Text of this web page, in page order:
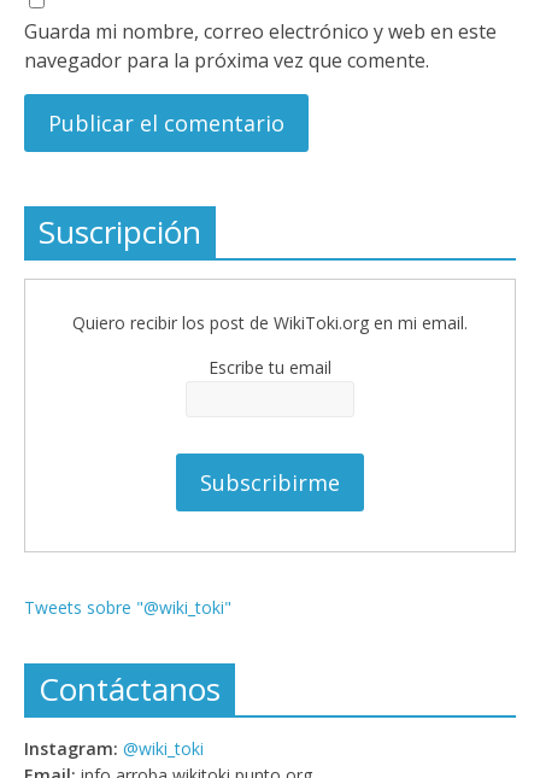
Guarda mi nombre, correo electrónico y web en este
navegador para la próxima vez que comente.
Suscripción
Quiero recibir los post de WikiToki.org en mi email.
Escribe tu email
Tweets sobre "@wiki_toki"
Contáctanos
Instagram: @wiki_toki